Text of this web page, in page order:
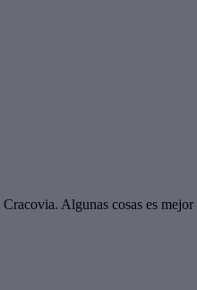
Algunas cosas es